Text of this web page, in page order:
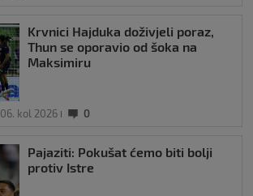
Krvnici Hajduka doživjeli poraz,
Thun se oporavio od šoka na
Maksimiru
06. kol 2026 0
Pajaziti: Pokušat ćemo biti bolji
protiv Istre